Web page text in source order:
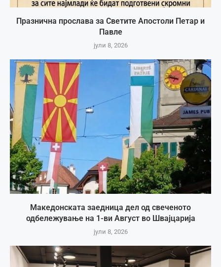
Празнична прослава за Светите Апостоли Петар и
Павле
јули 8, 2026
Македонската заедница дел од свеченото
одбележување на 1-ви Август во Швајцарија
јули 8, 2026